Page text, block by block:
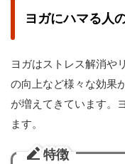
ヨガにハマる人
ヨガはストレス解消や
の向上など様々な効果
が増えてきています。
ます。
特徴